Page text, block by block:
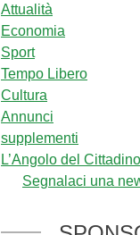
Attualità
Economia
Sport
Tempo Libero
Cultura
Annunci
supplementi
L’Angolo del Cittadino
Segnalaci una